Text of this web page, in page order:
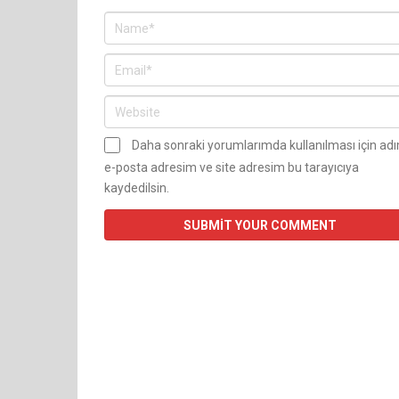
Daha sonraki yorumlarımda kullanılması için
e-posta adresim ve site adresim bu tarayıcıya
kaydedilsin.